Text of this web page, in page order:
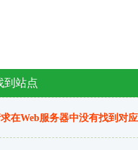
到站点
在Web服务器中没有找到对